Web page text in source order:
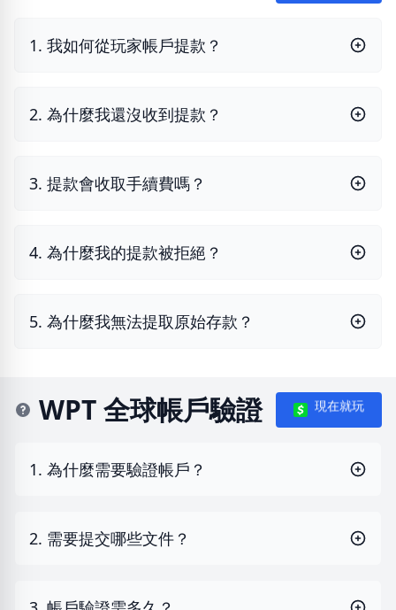
1. 我如何從玩家帳戶提款？
2. 為什麼我還沒收到提款？
3. 提款會收取手續費嗎？
4. 為什麼我的提款被拒絕？
5. 為什麼我無法提取原始存款？
WPT 全球帳戶驗證 現在就玩
1. 為什麼需要驗證帳戶？
2. 需要提交哪些文件？